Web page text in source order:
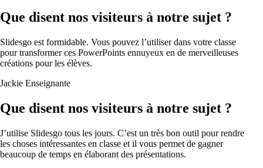
Que disent nos visiteurs à notre sujet ?
Slidesgo est formidable. Vous pouvez l’utiliser dans votre classe
pour transformer ces PowerPoints ennuyeux en de merveilleuses
créations pour les élèves.
Jackie Enseignante
Que disent nos visiteurs à notre sujet ?
J’utilise Slidesgo tous les jours. C’est un très bon outil pour rendre
les choses intéressantes en classe et il vous permet de gagner
beaucoup de temps en élaborant des présentations.